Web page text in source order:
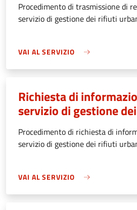
Procedimento di trasmissione di
servizio di gestione dei rifiuti
VAI AL SERVIZIO
Richiesta di
servizio di gestione
Procedimento di richiesta di
servizio di gestione dei rifiuti
VAI AL SERVIZIO